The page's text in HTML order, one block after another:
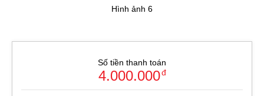
Hình ảnh 6
Số tiền thanh toán
4.000.000đ